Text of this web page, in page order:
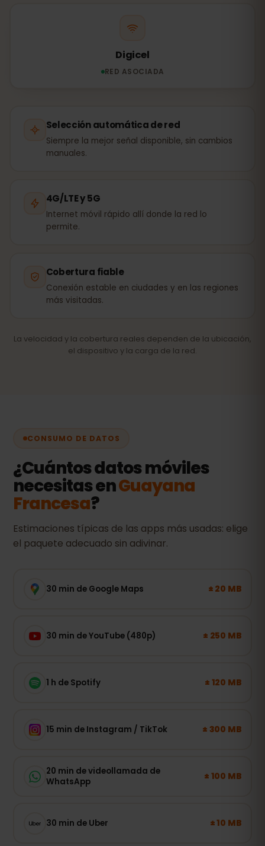
Digicel
RED ASOCIADA
Selección automática de red
Siempre la mejor señal disponible, sin cambios
manuales.
4G/LTE y 5G
Internet móvil rápido allí donde la red lo
permite.
Cobertura fiable
Conexión estable en ciudades y en las regiones
más visitadas.
La velocidad y la cobertura reales dependen de la ubicación,
el dispositivo y la carga de la red.
CONSUMO DE DATOS
¿Cuántos datos móviles
necesitas enGuayana
Francesa?
Estimaciones típicas de las apps más usadas: elige
el paquete adecuado sin adivinar.
30 min de Google Maps ± 20 MB
30 min de YouTube (480p) ± 250 MB
1 h de Spotify ± 120 MB
15 min de Instagram / TikTok ± 300 MB
20 min de videollamada de
WhatsApp
± 100 MB
30 min de Uber ± 10 MB